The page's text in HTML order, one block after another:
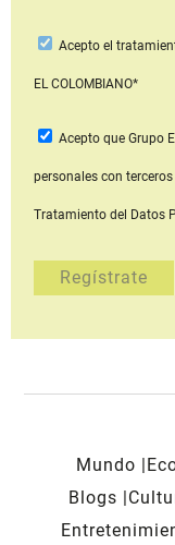
Acepto el
EL COLOMBIANO*
Acepto que Grupo
personales con
Tratamiento del Datos
Mundo
Blogs